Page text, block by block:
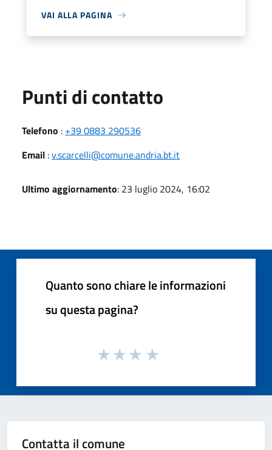
VAI ALLA PAGINA
Punti di contatto
Telefono : +39 0883 290536
Email :v.scarcelli@comune.andria.bt.it
Ultimo aggiornamento: 23 luglio 2024, 16:02
Quanto sono chiare le informazioni
su questa pagina?
Contatta il comune